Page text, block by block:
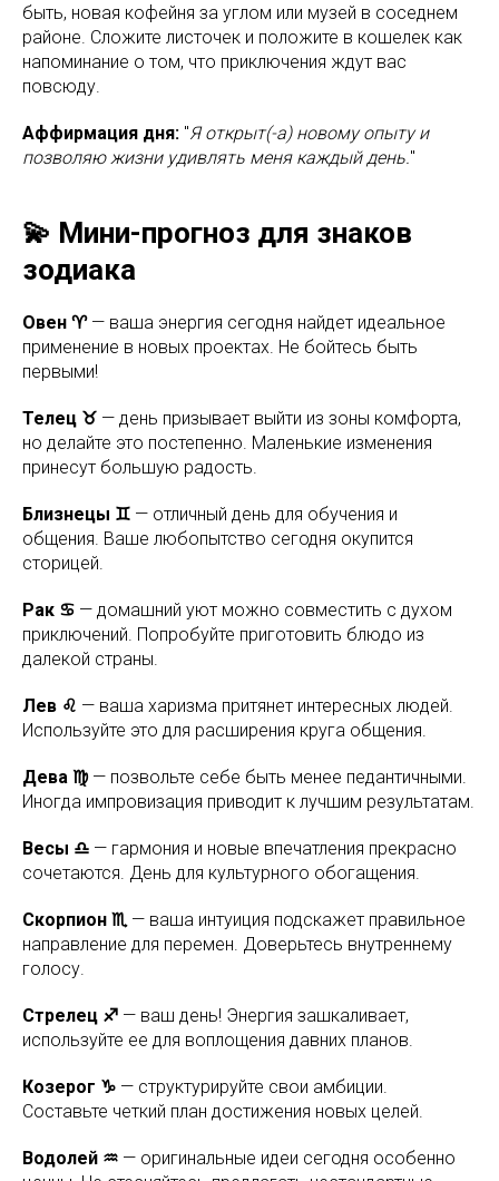
быть, новая кофейня за углом или музей в соседнем
районе. Сложите листочек и положите в кошелек как
напоминание о том, что приключения ждут вас
повсюду.
Аффирмация дня: "Я открыт(-а) новому опыту и
позволяю жизни удивлять меня каждый день. "
💫 Мини-прогноз для знаков
зодиака
Овен ♈— ваша энергия сегодня найдет идеальное
применение в новых проектах. Не бойтесь быть
первыми!
Телец ♉ — день призывает выйти из зоны комфорта,
но делайте это постепенно. Маленькие изменения
принесут большую радость.
Близнецы ♊ — отличный день для обучения и
общения. Ваше любопытство сегодня окупится
сторицей.
Рак ♋ — домашний уют можно совместить с духом
приключений. Попробуйте приготовить блюдо из
далекой страны.
Лев ♌ — ваша харизма притянет интересных людей.
Используйте это для расширения круга общения.
Дева ♍— позвольте себе быть менее педантичными.
Иногда импровизация приводит к лучшим результатам.
Весы ♎ — гармония и новые впечатления прекрасно
сочетаются. День для культурного обогащения.
Скорпион ♏ — ваша интуиция подскажет правильное
направление для перемен. Доверьтесь внутреннему
голосу.
Стрелец ♐ — ваш день! Энергия зашкаливает,
используйте ее для воплощения давних планов.
Козерог ♑ — структурируйте свои амбиции.
Составьте четкий план достижения новых целей.
Водолей ♒ — оригинальные идеи сегодня особенно